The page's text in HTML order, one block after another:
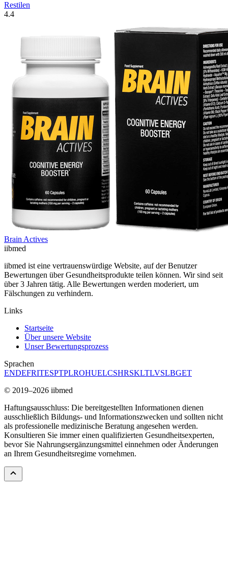
Restilen
4.4
Brain Actives
iibmed
iibmed ist eine vertrauenswürdige Website, auf der Benutzer
Bewertungen über Gesundheitsprodukte teilen können. Wir sind seit
über 3 Jahren tätig. Alle Bewertungen werden moderiert, um
Fälschungen zu verhindern.
Links
Startseite
Über unsere Website
Unser Bewertungsprozess
Sprachen
ENDEFRITESPTPLROHUELCSHRSKLTLVSLBGET
© 2019–2026 iibmed
Haftungsausschluss: Die bereitgestellten Informationen dienen
ausschließlich Bildungs- und Informationszwecken und sollten nicht
als professionelle medizinische Beratung angesehen werden.
Konsultieren Sie immer einen qualifizierten Gesundheitsexperten,
bevor Sie Nahrungsergänzungsmittel einnehmen oder Änderungen
an Ihrem Gesundheitsregime vornehmen.